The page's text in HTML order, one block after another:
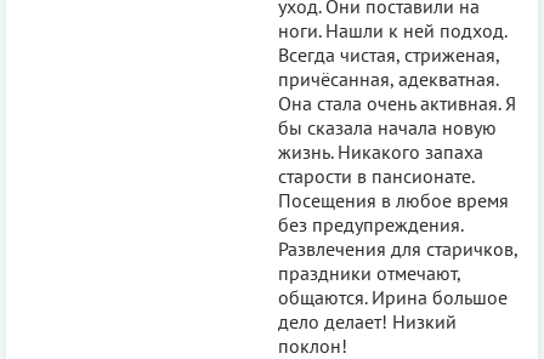
уход. Они поставили на
ноги. Нашли к ней подход.
Всегда чистая, стриженая,
причёсанная, адекватная.
Она стала очень активная. Я
бы сказала начала новую
жизнь. Никакого запаха
старости в пансионате.
Посещения в любое время
без предупреждения.
Развлечения для старичков,
праздники отмечают,
общаются. Ирина большое
дело делает! Низкий
поклон!